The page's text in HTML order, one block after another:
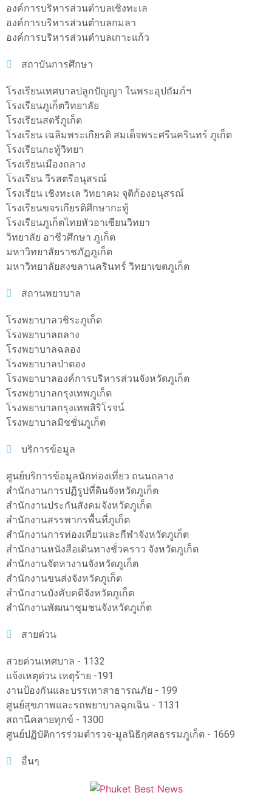
องค์การบริหารส่วนตำบลเชิงทะเล
องค์การบริหารส่วนตำบลกมลา
องค์การบริหารส่วนตำบลเกาะแก้ว
สถาบันการศึกษา
โรงเรียนเทศบาลปลูกปัญญา ในพระอุปถัมภ์ฯ
โรงเรียนภูเก็ตวิทยาลัย
โรงเรียนสตรีภูเก็ต
โรงเรียน เฉลิมพระเกียรติ สมเด็จพระศรีนครินทร์ ภูเก็ต
โรงเรียนกะทู้วิทยา
โรงเรียนเมืองถลาง
โรงเรียน วีรสตรีอนุสรณ์
โรงเรียน เชิงทะเล วิทยาคม จุติก้องอนุสรณ์
โรงเรียนขจรเกียรติศึกษากะทู้
โรงเรียนภูเก็ตไทยหัวอาเซียนวิทยา
วิทยาลัย อาชีวศึกษา ภูเก็ต
มหาวิทยาลัยราชภัฏภูเก็ต
มหาวิทยาลัยสงขลานครินทร์ วิทยาเขตภูเก็ต
สถานพยาบาล
โรงพยาบาลวชิระภูเก็ต
โรงพยาบาลถลาง
โรงพยาบาลฉลอง
โรงพยาบาลป่าตอง
โรงพยาบาลองค์การบริหารส่วนจังหวัดภูเก็ต
โรงพยาบาลกรุงเทพภูเก็ต
โรงพยาบาลกรุงเทพสิริโรจน์
โรงพยาบาลมิชชั่นภูเก็ต
บริการข้อมูล
ศูนย์บริการข้อมูลนักท่องเที่ยว ถนนถลาง
สำนักงานการปฏิรูปที่ดินจังหวัดภูเก็ต
สำนักงานประกันสังคมจังหวัดภูเก็ต
สำนักงานสรรพากรพื้นที่ภูเก็ต
สำนักงานการท่องเที่ยวและกีฬาจังหวัดภูเก็ต
สำนักงานหนังสือเดินทางชั่วคราว จังหวัดภูเก็ต
สำนักงานจัดหางานจังหวัดภูเก็ต
สำนักงานขนส่งจังหวัดภูเก็ต
สำนักงานบังคับคดีจังหวัดภูเก็ต
สำนักงานพัฒนาชุมชนจังหวัดภูเก็ต
สายด่วน
สวยด่วนเทศบาล - 1132
แจ้งเหตุด่วน เหตุร้าย -191
งานป้องกันและบรรเทาสาธารณภัย - 199
ศูนย์สุขภาพและรถพยาบาลฉุกเฉิน - 1131
สถานีคลายทุกข์ - 1300
ศูนย์ปฏิบัติการร่วมตำรวจ-มูลนิธิกุศลธรรมภูเก็ต - 1669
อื่นๆ